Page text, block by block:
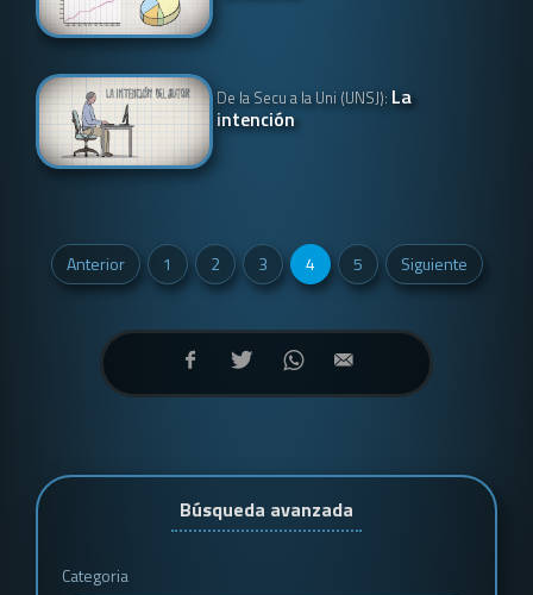
De la Secu a la Uni (UNSJ): La
intención
Anterior 1 2 3 4 5 Siguiente
Búsqueda avanzada
Categoria